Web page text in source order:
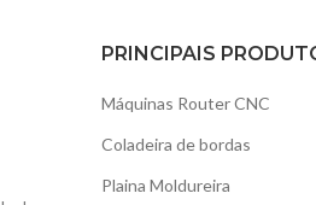
PRINCIPAIS
Máquinas Router CNC
Coladeira de bordas
Plaina Moldureira